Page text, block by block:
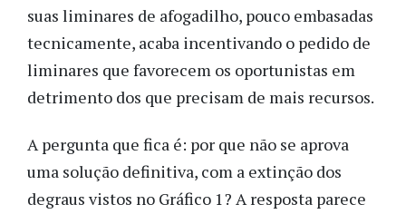
suas liminares de afogadilho, pouco embasadas
tecnicamente, acaba incentivando o pedido de
liminares que favorecem os oportunistas em
detrimento dos que precisam de mais recursos.
A pergunta que fica é: por que não se aprova
uma solução definitiva, com a extinção dos
degraus vistos no Gráfico 1? A resposta parece